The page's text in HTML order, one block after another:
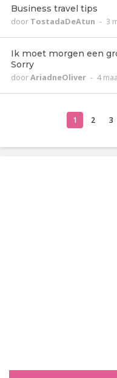
Business travel tips
door TostadaDeAtun - 3
Ik moet morgen een
Sorry
doorAriadneOliver - 4
1 2 3